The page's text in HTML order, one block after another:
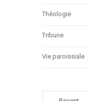
Théologie
Tribune
Vie paroissiale